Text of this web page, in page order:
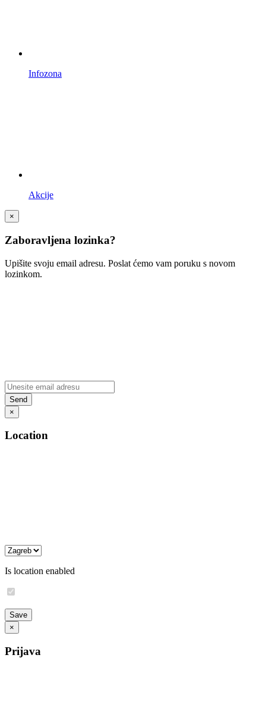
Infozona
Akcije
×
Zaboravljena lozinka?
Upišite svoju email adresu. Poslat ćemo vam poruku s novom
lozinkom.
×
Location
Is location enabled
×
Prijava